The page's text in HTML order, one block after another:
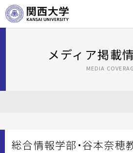
メディア掲載
MEDIA
総合情報学部・谷本奈